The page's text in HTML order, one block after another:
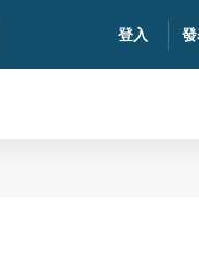
登入